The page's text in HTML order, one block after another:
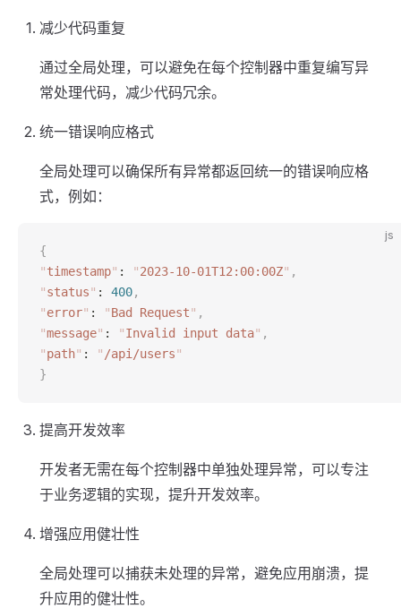
减少代码重复
通过全局处理，可以避免在每个控制器中重复编写异
常处理代码，减少代码冗余。
统一错误响应格式
全局处理可以确保所有异常都返回统一的错误响应格
式，例如：
js
{
"timestamp" : "2023-10-01T12:00:00Z" ,
"status" : 400,
"error" : "Bad Request" ,
"message" : "Invalid input data" ,
"path" : " /api/users"
}
提高开发效率
开发者无需在每个控制器中单独处理异常，可以专注
于业务逻辑的实现，提升开发效率。
增强应用健壮性
全局处理可以捕获未处理的异常，避免应用崩溃，提
升应用的健壮性。